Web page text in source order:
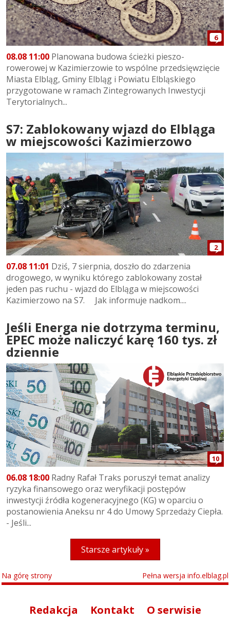
6
08.08 11:00 Planowana budowa ścieżki pieszo-
rowerowej w Kazimierzowie to wspólne przedsięwzięcie
Miasta Elbląg, Gminy Elbląg i Powiatu Elbląskiego
przygotowane w ramach Zintegrowanych Inwestycji
Terytorialnych...
S7: Zablokowany wjazd do Elbląga
w miejscowości Kazimierzowo
2
07.08 11:01 Dziś, 7 sierpnia, doszło do zdarzenia
drogowego, w wyniku którego zablokowany został
jeden pas ruchu - wjazd do Elbląga w miejscowości
Kazimierzowo na S7. Jak informuje nadkom....
Jeśli Energa nie dotrzyma terminu,
EPEC może naliczyć karę 160 tys. zł
dziennie
10
06.08 18:00 Radny Rafał Traks poruszył temat analizy
ryzyka finansowego oraz weryfikacji postępów
inwestycji źródła kogeneracyjnego (KG) w oparciu o
postanowienia Aneksu nr 4 do Umowy Sprzedaży Ciepła.
- Jeśli...
Starsze artykuły »
Na górę strony Pełna wersja info.elblag.pl
Redakcja Kontakt O serwisie